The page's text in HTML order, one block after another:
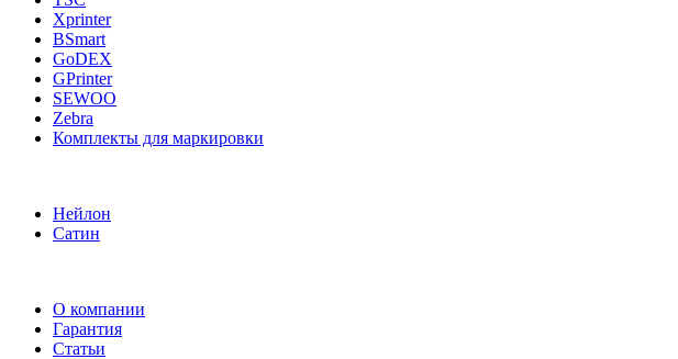
Xprinter
BSmart
GoDEX
GPrinter
SEWOO
Zebra
Комплекты для маркировки
Нейлон
Сатин
О компании
Гарантия
Статьи